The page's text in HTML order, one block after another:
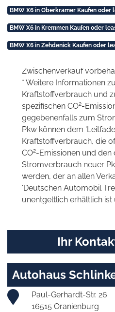
BMW X6 in Oberkrämer Kaufen oder
BMW X6 in Kremmen Kaufen oder
BMW X6 in Zehdenick Kaufen oder
Zwischenverkauf
* Weitere Informationen
Kraftstoffverbrauch und
spezifischen CO2-
gegebenenfalls zum
Pkw können dem
Kraftstoffverbrauch, die
CO2-Emissionen und den
Stromverbrauch neuer
werden, der an allen
'Deutschen Automobil
unentgeltlich erhältlich ist
Ihr
Autohaus
Paul-Gerhardt-Str. 26
16515 Oranienburg